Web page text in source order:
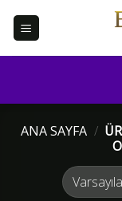
ANA SAYFA /